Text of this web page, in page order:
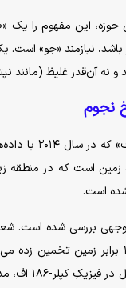
این مفهوم را یک
باشد، نیازمند «جو»
و نه آن‌قدر غلیظ (مانند
است.